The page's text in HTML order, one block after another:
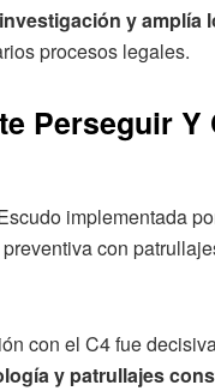
y amplía
procesos legales.
Perseguir Y
implementada
con
con el C4 fue
y patrullajes